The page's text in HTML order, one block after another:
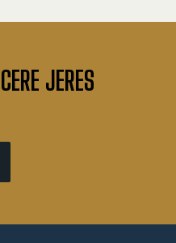
JERES